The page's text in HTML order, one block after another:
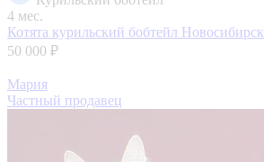
4 мес.
Котята курильский бобтейл Новосибирск
50 000 ₽
Мария
Частный продавец